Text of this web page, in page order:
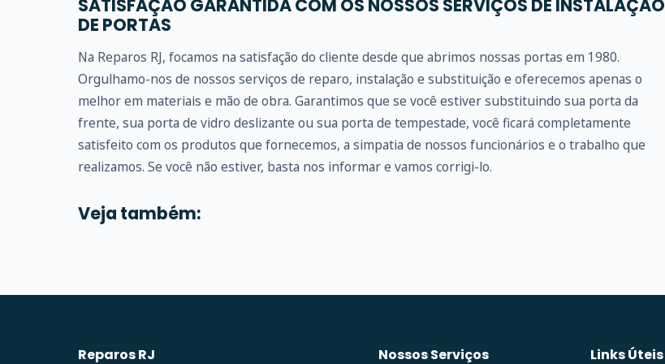
SATISFAÇÃO GARANTIDA COM OS NOSSOS SERVIÇOS DE INSTALAÇÃO
DE PORTAS
Na Reparos RJ, focamos na satisfação do cliente desde que abrimos nossas portas em 1980.
Orgulhamo-nos de nossos serviços de reparo, instalação e substituição e oferecemos apenas o
melhor em materiais e mão de obra. Garantimos que se você estiver substituindo sua porta da
frente, sua porta de vidro deslizante ou sua porta de tempestade, você ficará completamente
satisfeito com os produtos que fornecemos, a simpatia de nossos funcionários e o trabalho que
realizamos. Se você não estiver, basta nos informar e vamos corrigi-lo.
Veja também:
Reparos RJ Nossos Serviços Links Úteis